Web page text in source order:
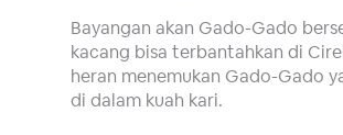
Bayangan akan Gado-Gado
kacang bisa terbantahkan di
heran menemukan Gado-Gado
di dalam kuah kari.